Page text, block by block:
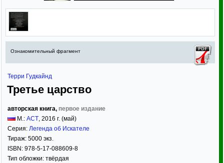
Ознакомительный фрагмент
Терри Гудкайнд
Третье царство
авторская книга, первое издание
М.: АСТ, 2016 г. (май)
Серия: Легенда об Искателе
Тираж: 5000 экз.
ISBN: 978-5-17-088609-8
Тип обложки: твёрдая